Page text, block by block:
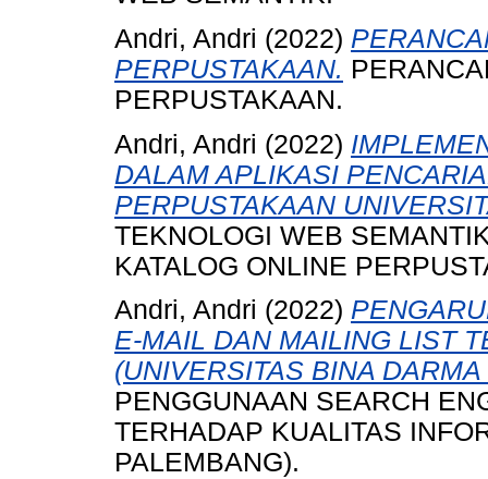
Andri, Andri (2022)
PERPUSTAKAAN.
PERPUSTAKAAN.
Andri, Andri (2022)
DALAM APLIKASI
PERPUSTAKAAN
TEKNOLOGI WEB
KATALOG ONLINE
Andri, Andri (2022)
E-MAIL DAN MAILING LIST
(UNIVERSITAS BINA
PENGGUNAAN SEARCH
TERHADAP KUALITAS
PALEMBANG).